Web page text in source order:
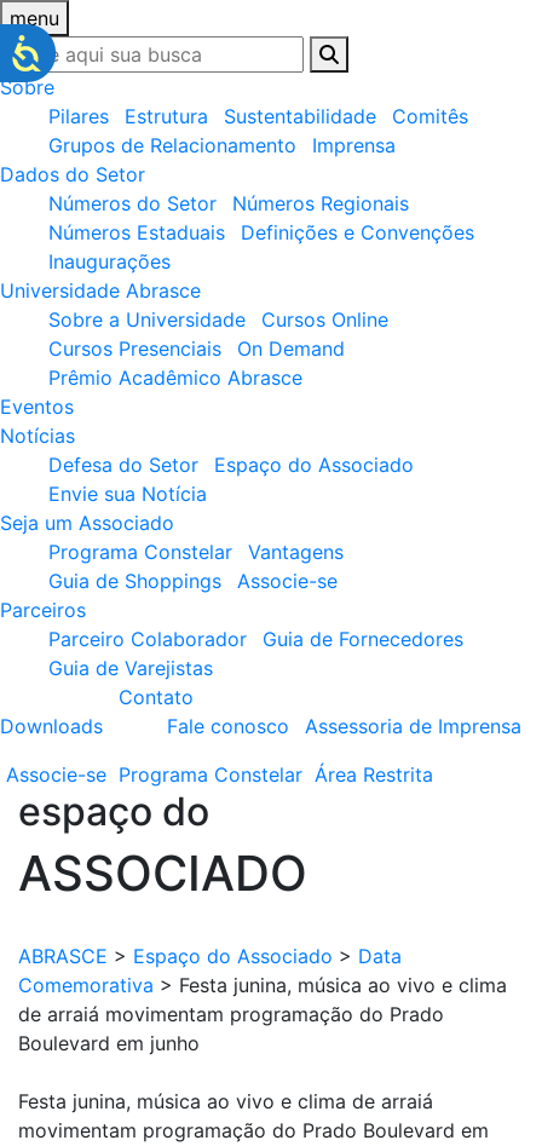
menu
Sobre
Pilares
Estrutura Sustentabilidade
Comitês
Grupos de Relacionamento
Imprensa
Dados do Setor
Números do Setor
Números Regionais
Números Estaduais
Definições e Convenções
Inaugurações
Universidade Abrasce
Sobre a Universidade
Cursos Online
Cursos Presenciais
On Demand
Prêmio Acadêmico Abrasce
Eventos
Notícias
Defesa do Setor
Espaço do Associado
Envie sua Notícia
Seja um Associado
Programa Constelar
Vantagens
Guia de Shoppings
Associe-se
Parceiros
Parceiro Colaborador
Guia de Fornecedores
Guia de Varejistas
Downloads
Contato
Fale conosco
Assessoria de Imprensa
Associe-se Programa Constelar Área Restrita
espaço do
ASSOCIADO
ABRASCE > Espaço do Associado > Data
Comemorativa > Festa junina, música ao vivo e clima
de arraiá movimentam programação do Prado
Boulevard em junho
Festa junina, música ao vivo e clima de arraiá
movimentam programação do Prado Boulevard em